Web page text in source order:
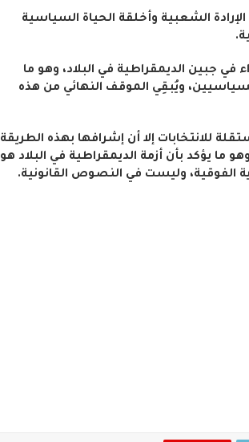
الشعبية وأخلقة الحياة السياسية
جبين الديمقراطية في البلاد، وهو ما
ويُبقِي الموقف النهائي من هذه
للانتخابات إلا أن إشرافها بهذه الطريقة
ما يؤكد بأن أزمة الديمقراطية في البلاد هو
الفوقية، وليست في النصوص القانونية.